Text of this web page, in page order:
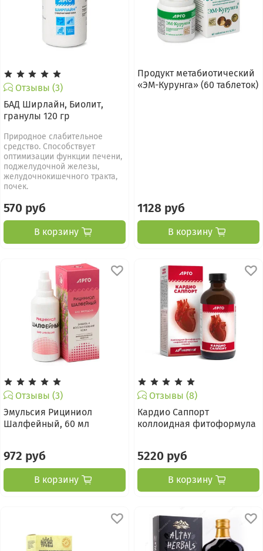
Отзывы (3)
БАД Ширлайн, Биолит,
гранулы 120 гр
Природное слабительное
средство. Способствует
оптимизации функции печени,
поджелудочной железы,
желудочно­кишечного тракта,
почек.
570 руб
В корзину
Продукт метабиотический
«ЭМ-Курунга» (60 таблеток)
1128 руб
В корзину
Отзывы (3)
Эмульсия Рициниол
Шалфейный, 60 мл
972 руб
В корзину
Отзывы (8)
Кардио Саппорт
коллоидная фитоформула
5220 руб
В корзину